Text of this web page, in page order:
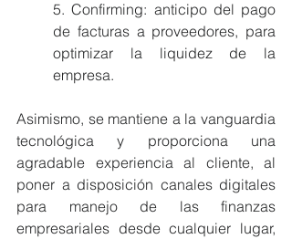
5. Confirming: anticipo del pago
de facturas a proveedores, para
optimizar la liquidez de la
empresa.
Asimismo, se mantiene a la vanguardia
tecnológica y proporciona una
agradable experiencia al cliente, al
poner a disposición canales digitales
para manejo de las finanzas
empresariales desde cualquier lugar,